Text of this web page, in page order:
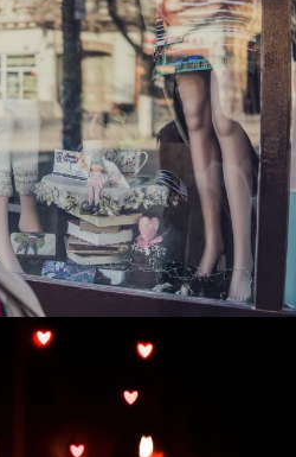
интернет-
StepClub
проект